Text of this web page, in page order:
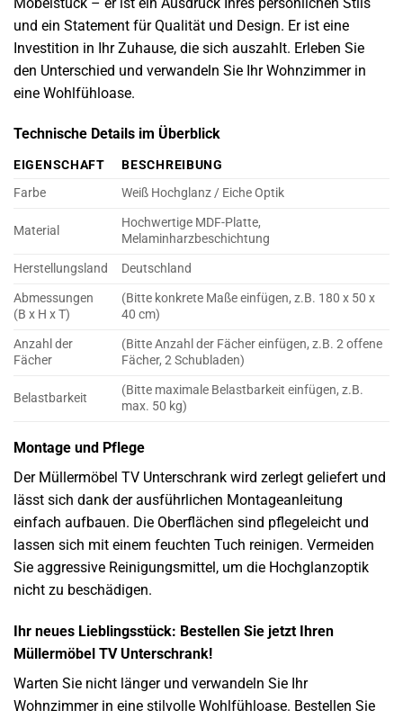
und ein Statement für Qualität und Design. Er ist eine
Investition in Ihr Zuhause, die sich auszahlt. Erleben Sie
den Unterschied und verwandeln Sie Ihr Wohnzimmer in
eine Wohlfühloase.
Technische Details im Überblick
EIGENSCHAFT
BESCHREIBUNG
Farbe
Weiß Hochglanz / Eiche Optik
Material
Hochwertige MDF-Platte,
Melaminharzbeschichtung
Herstellungsland
Deutschland
Abmessungen
(B x H x T)
(Bitte konkrete Maße einfügen, z.B. 180 x 50 x
40 cm)
Anzahl der
Fächer
(Bitte Anzahl der Fächer einfügen, z.B. 2 offene
Fächer, 2 Schubladen)
Belastbarkeit
(Bitte maximale Belastbarkeit einfügen, z.B.
max. 50 kg)
Montage und Pflege
Der Müllermöbel TV Unterschrank wird zerlegt geliefert und
lässt sich dank der ausführlichen Montageanleitung
einfach aufbauen. Die Oberflächen sind pflegeleicht und
lassen sich mit einem feuchten Tuch reinigen. Vermeiden
Sie aggressive Reinigungsmittel, um die Hochglanzoptik
nicht zu beschädigen.
Ihr neues Lieblingsstück: Bestellen Sie jetzt Ihren
Müllermöbel TV Unterschrank!
Warten Sie nicht länger und verwandeln Sie Ihr
Wohnzimmer in eine stilvolle Wohlfühloase. Bestellen Sie